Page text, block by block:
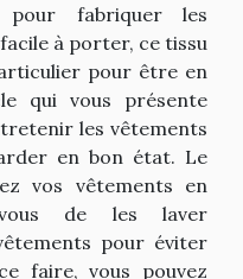
pour fabriquer les
à porter, ce tissu
pour être en
qui vous présente
les vêtements
en bon état. Le
vos vêtements en
vous de les laver
pour éviter
faire, vous pouvez